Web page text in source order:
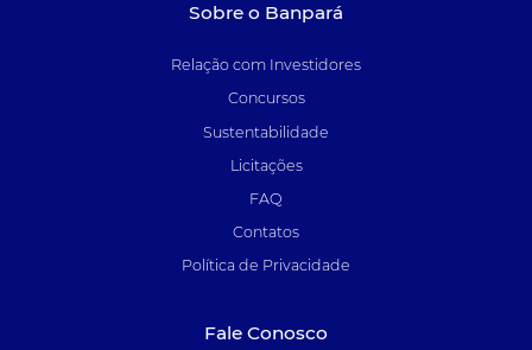
Sobre o Banpará
Relação com Investidores
Concursos
Sustentabilidade
Licitações
FAQ
Contatos
Política de Privacidade
Fale Conosco